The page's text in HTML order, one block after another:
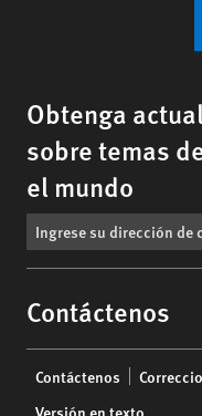
Obtenga
sobre temas
el mundo
Contáctenos
menu
Contáctenos
Versión en texto